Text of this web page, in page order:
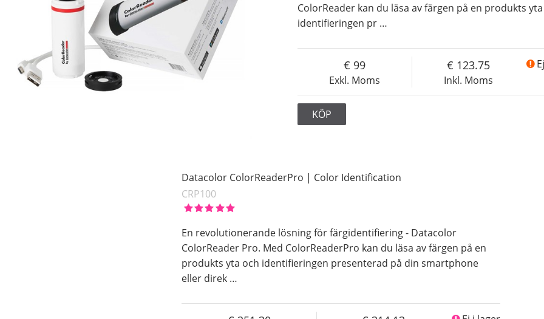
ColorReader kan du läsa av färgen på en produkts
identifieringen pr …
Exkl. Moms
99
Inkl. Moms
123.75
KÖP
Datacolor ColorReaderPro | Color Identification
CRP100
En revolutionerande lösning för färgidentifiering - Datacolor
ColorReader Pro. Med ColorReaderPro kan du läsa av färgen på en
produkts yta och identifieringen presenterad på din smartphone
eller direk …